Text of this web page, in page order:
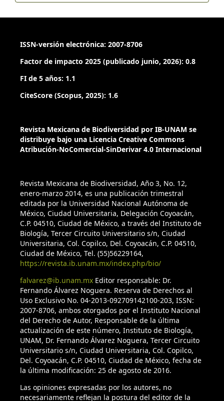
ISSN-versión electrónica: 2007-8706
Factor de impacto 2025 (publicado junio, 2026): 0.8
FI de 5 años: 1.1
CiteScore (Scopus, 2025): 1.6
Revista Mexicana de Biodiversidad por IB-UNAM se
distribuye bajo una Licencia Creative Commons
Atribución-NoComercial-SinDerivar 4.0 Internacional
Revista Mexicana de Biodiversidad, Año 3, No. 12,
enero-marzo 2014, es una publicación trimestral
editada por la Universidad Nacional Autónoma de
México, Ciudad Universitaria, Delegación Coyoacán,
C.P. 04510, Ciudad de México, a través del Instituto de
Biología, Tercer Circuito Universitario s/n, Ciudad
Universitaria, Col. Copilco, Del. Coyoacán, C.P. 04510,
Ciudad de México, Tel. (55)56229164,
https://revista.ib.unam.mx/index.php/bio/
falvarez@ib.unam.mxEditor responsable: Dr.
Fernando Álvarez Noguera. Reserva de Derechos al
Uso Exclusivo No. 04-2013-092709142100-203, ISSN:
2007-8706, ambos otorgados por el Instituto Nacional
del Derecho de Autor, Responsable de la última
actualización de este número, Instituto de Biología,
UNAM, Dr. Fernando Álvarez Noguera, Tercer Circuito
Universitario s/n, Ciudad Universitaria, Col. Copilco,
Del. Coyoacán, C.P. 04510, Ciudad de México, fecha de
la última modificación: 25 de agosto de 2016.
Las opiniones expresadas por los autores, no
necesariamente reflejan la postura del editor de la